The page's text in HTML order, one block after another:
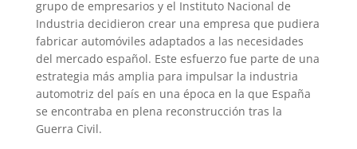
grupo de empresarios y el Instituto Nacional de
Industria decidieron crear una empresa que pudiera
fabricar automóviles adaptados a las necesidades
del mercado español. Este esfuerzo fue parte de una
estrategia más amplia para impulsar la industria
automotriz del país en una época en la que España
se encontraba en plena reconstrucción tras la
Guerra Civil.